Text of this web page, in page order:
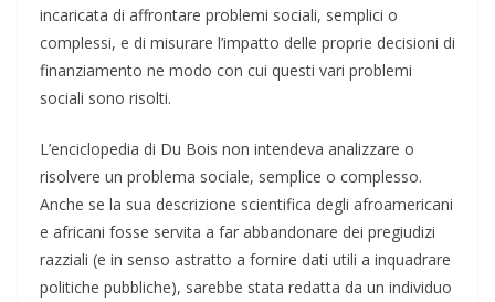
incaricata di affrontare problemi sociali, semplici o
complessi, e di misurare l’impatto delle proprie decisioni di
finanziamento ne modo con cui questi vari problemi
sociali sono risolti.
L’enciclopedia di Du Bois non intendeva analizzare o
risolvere un problema sociale, semplice o complesso.
Anche se la sua descrizione scientifica degli afroamericani
e africani fosse servita a far abbandonare dei pregiudizi
razziali (e in senso astratto a fornire dati utili a inquadrare
politiche pubbliche), sarebbe stata redatta da un individuo